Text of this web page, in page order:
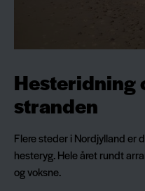
Hesteridning
stranden
Flere steder i Nordjylland er
hesteryg. Hele året rundt
og voksne.